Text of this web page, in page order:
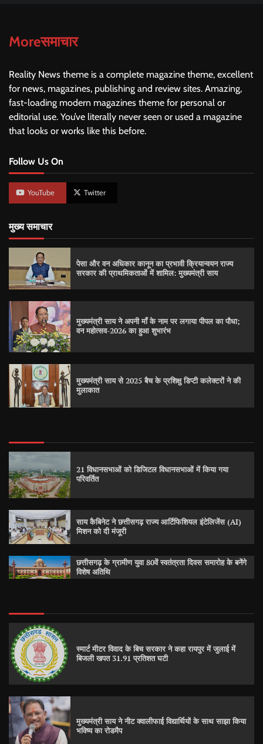
Moreसमाचार
Reality News theme is a complete magazine theme, excellent
for news, magazines, publishing and review sites. Amazing,
fast-loading modern magazines theme for personal or
editorial use. You’ve literally never seen or used a magazine
that looks or works like this before.
Follow Us On
YouTube Twitter
मुख्य समाचार
पेसा और वन अधिकार कानून का प्रभावी क्रियान्वयन राज्य
सरकार की प्राथमिकताओं में शामिल: मुख्यमंत्री साय
मुख्यमंत्री साय ने अपनी माँ के नाम पर लगाया पीपल का पौधा;
वन महोत्सव-2026 का हुआ शुभारंभ
मुख्यमंत्री साय से 2025 बैच के प्रशिक्षु डिप्टी कलेक्टरों ने की
मुलाकात
21 विधानसभाओं को डिजिटल विधानसभाओं में किया गया
परिवर्तित
साय कैबिनेट ने छत्तीसगढ़ राज्य आर्टिफिशियल इंटेलिजेंस (AI)
मिशन को दी मंजूरी
छत्तीसगढ़ के ग्रामीण युवा 80वें स्वतंत्रता दिवस समारोह के बनेंगे
विशेष अतिथि
स्मार्ट मीटर विवाद के बिच सरकार ने कहा रायपुर में जुलाई में
बिजली खपत 31.91 प्रतिशत घटी
मुख्यमंत्री साय ने नीट क्वालीफाई विद्यार्थियों के साथ साझा किया
भविष्य का रोडमैप